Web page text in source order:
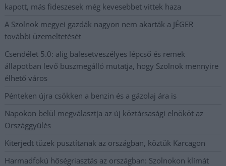
kapott, más fideszesek még kevesebbet vittek haza
A Szolnok megyei gazdák nagyon nem akarták a JÉGER
további üzemeltetését
Csendélet 5.0: alig balesetveszélyes lépcső és remek
állapotban levő buszmegálló mutatja, hogy Szolnok mennyire
élhető város
Pénteken újra csökken a benzin és a gázolaj ára is
Napokon belül megválasztja az új köztársasági elnököt az
Országgyűlés
Kiterjedt tüzek pusztítanak az országban, köztük Karcagon
Harmadfokú hőségriasztás az országban: Szolnokon klímát